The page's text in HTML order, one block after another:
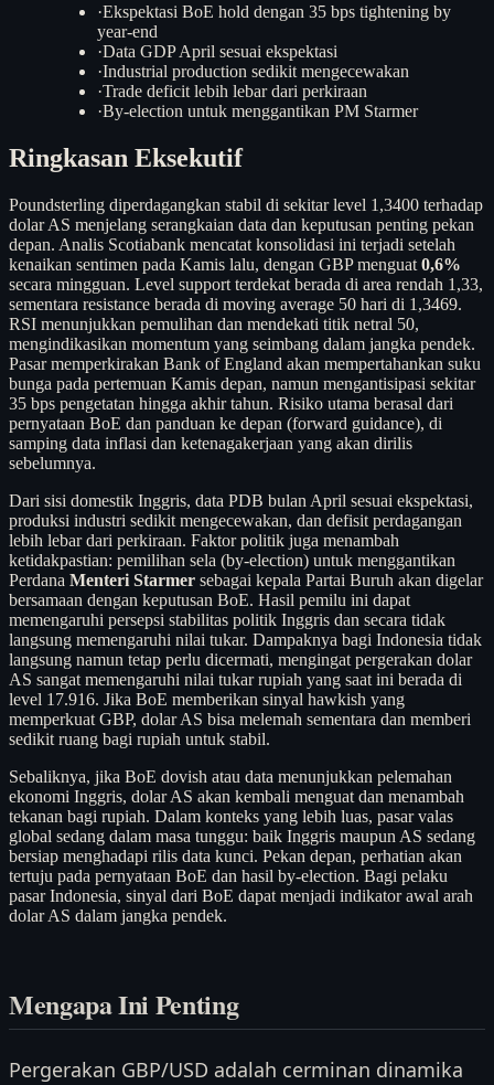
·Ekspektasi BoE hold dengan 35 bps tightening by
year-end
·Data GDP April sesuai ekspektasi
·Industrial production sedikit mengecewakan
·Trade deficit lebih lebar dari perkiraan
·By-election untuk menggantikan PM Starmer
Ringkasan Eksekutif
Poundsterling diperdagangkan stabil di sekitar level 1,3400 terhadap
dolar AS menjelang serangkaian data dan keputusan penting pekan
depan. Analis Scotiabank mencatat konsolidasi ini terjadi setelah
kenaikan sentimen pada Kamis lalu, dengan GBP menguat 0,6%
secara mingguan. Level support terdekat berada di area rendah 1,33,
sementara resistance berada di moving average 50 hari di 1,3469.
RSI menunjukkan pemulihan dan mendekati titik netral 50,
mengindikasikan momentum yang seimbang dalam jangka pendek.
Pasar memperkirakan Bank of England akan mempertahankan suku
bunga pada pertemuan Kamis depan, namun mengantisipasi sekitar
35 bps pengetatan hingga akhir tahun. Risiko utama berasal dari
pernyataan BoE dan panduan ke depan (forward guidance), di
samping data inflasi dan ketenagakerjaan yang akan dirilis
sebelumnya.
Dari sisi domestik Inggris, data PDB bulan April sesuai ekspektasi,
produksi industri sedikit mengecewakan, dan defisit perdagangan
lebih lebar dari perkiraan. Faktor politik juga menambah
ketidakpastian: pemilihan sela (by-election) untuk menggantikan
Perdana Menteri Starmer sebagai kepala Partai Buruh akan digelar
bersamaan dengan keputusan BoE. Hasil pemilu ini dapat
memengaruhi persepsi stabilitas politik Inggris dan secara tidak
langsung memengaruhi nilai tukar. Dampaknya bagi Indonesia tidak
langsung namun tetap perlu dicermati, mengingat pergerakan dolar
AS sangat memengaruhi nilai tukar rupiah yang saat ini berada di
level 17.916. Jika BoE memberikan sinyal hawkish yang
memperkuat GBP, dolar AS bisa melemah sementara dan memberi
sedikit ruang bagi rupiah untuk stabil.
Sebaliknya, jika BoE dovish atau data menunjukkan pelemahan
ekonomi Inggris, dolar AS akan kembali menguat dan menambah
tekanan bagi rupiah. Dalam konteks yang lebih luas, pasar valas
global sedang dalam masa tunggu: baik Inggris maupun AS sedang
bersiap menghadapi rilis data kunci. Pekan depan, perhatian akan
tertuju pada pernyataan BoE dan hasil by-election. Bagi pelaku
pasar Indonesia, sinyal dari BoE dapat menjadi indikator awal arah
dolar AS dalam jangka pendek.
Mengapa Ini Penting
Pergerakan GBP/USD adalah cerminan dinamika